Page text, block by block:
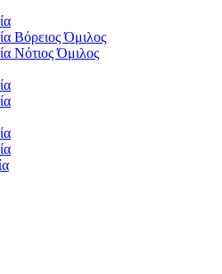
Βόρειος Όμιλος
Νότιος Όμιλος